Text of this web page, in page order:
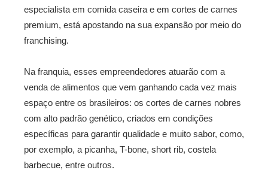
especialista em comida caseira e em cortes de carnes
premium, está apostando na sua expansão por meio do
franchising.
Na franquia, esses empreendedores atuarão com a
venda de alimentos que vem ganhando cada vez mais
espaço entre os brasileiros: os cortes de carnes nobres
com alto padrão genético, criados em condições
específicas para garantir qualidade e muito sabor, como,
por exemplo, a picanha, T-bone, short rib, costela
barbecue, entre outros.